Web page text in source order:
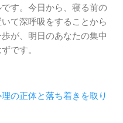
す。今日から、寝る前の
て深呼吸をすることから
が、明日のあなたの集中
です。
の正体と落ち着きを取り